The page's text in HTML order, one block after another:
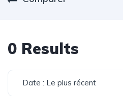
0 Results
Date : Le plus récent